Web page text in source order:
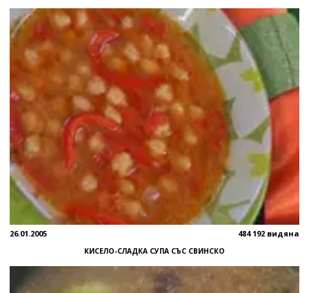
26.01.2005 484 192 видяна
КИСЕЛО-СЛАДКА СУПА СЪС СВИНСКО